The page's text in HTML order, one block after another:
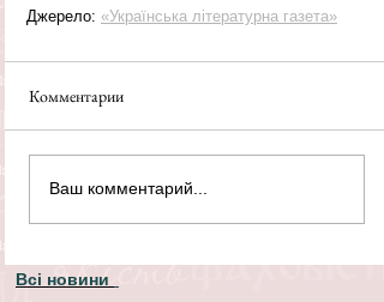
Джерело: «Українська літературна газета»
Комментарии
Ваш комментарий...
Всі новини